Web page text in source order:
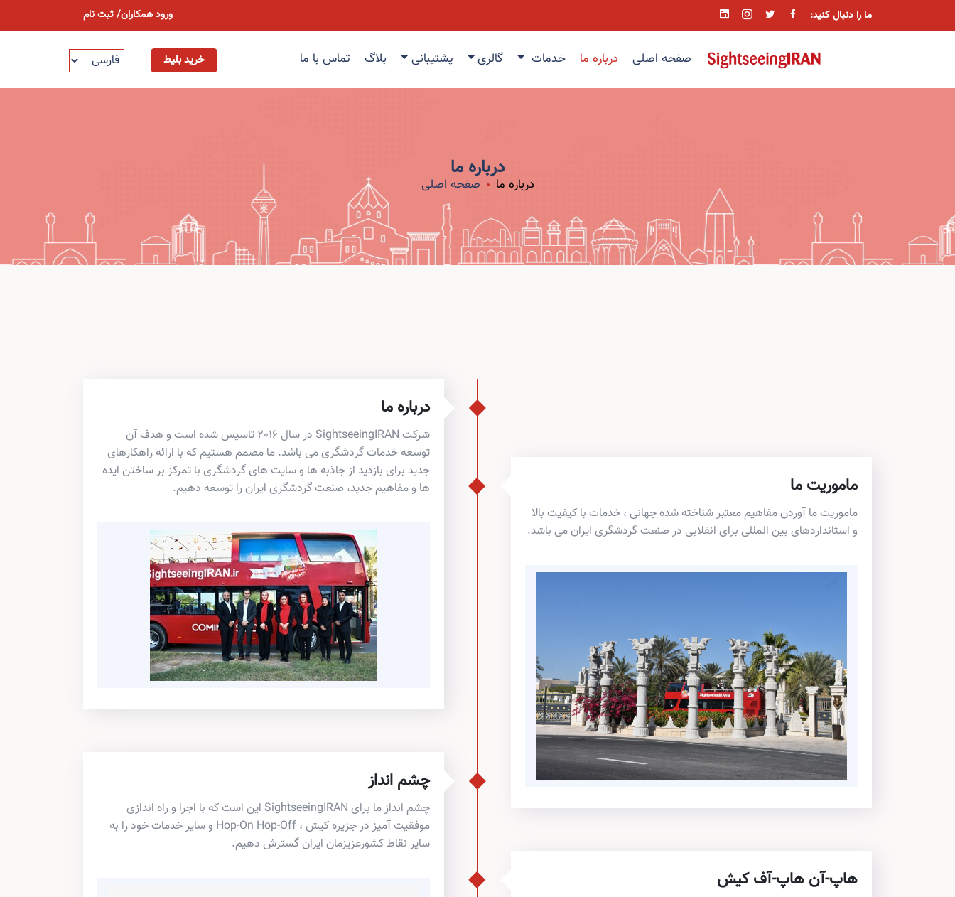
ما را دنبال کنید: ورود همکاران/ثبت نام
صفحه اصلی درباره ما خدمات گالری پشتیبانی بلاگ تماس با ما خريد بليط
درباره ما
درباره ما صفحه اصلی
درباره ما
شرکت SightseeingIRAN در سال 2016 تاسیس شده است و هدف آن
توسعه خدمات گردشگری می باشد. ما مصمم هستیم که با ارائه راهکارهای
جدید برای بازدید از جاذبه ها و سایت های گردشگری با تمرکز بر ساختن ایده
ها و مفاهیم جدید، صنعت گردشگری ایران را توسعه دهیم.
ماموریت ما
ماموریت ما آوردن مفاهیم معتبر شناخته شده جهانی ، خدمات با کیفیت بالا
و استانداردهای بین المللی برای انقلابی در صنعت گردشگری ایران می باشد.
چشم انداز
چشم انداز ما برای SightseeingIRAN این است که با اجرا و راه اندازی
موفقیت آمیز در جزیره کیش ، Hop-On Hop-Off و سایر خدمات خود را به
سایر نقاط کشورعزیزمان ایران گسترش دهیم.
هاپ-آن هاپ-آف کیش